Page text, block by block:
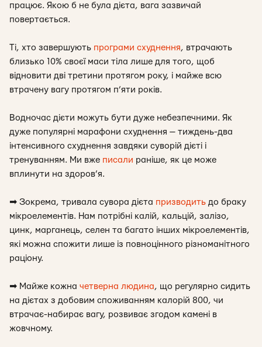
працює. Якою б не була дієта, вага зазвичай
повертається.
Ті, хто завершують програми схуднення, втрачають
близько 10% своєї маси тіла лише для того, щоб
відновити дві третини протягом року, і майже всю
втрачену вагу протягом п’яти років.
Водночас дієти можуть бути дуже небезпечними. Як
дуже популярні марафони схуднення — тиждень-два
інтенсивного схуднення завдяки суворій дієті і
тренуванням. Ми вже писали раніше, як це може
вплинути на здоров’я.
➡ Зокрема, тривала сувора дієта призводить до браку
мікроелементів. Нам потрібні калій, кальцій, залізо,
цинк, марганець, селен та багато інших мікроелементів,
які можна спожити лише із повноцінного різноманітного
раціону.
➡ Майже кожна четверна людина, що регулярно сидить
на дієтах з добовим споживанням калорій 800, чи
втрачає-набирає вагу, розвиває згодом камені в
жовчному.